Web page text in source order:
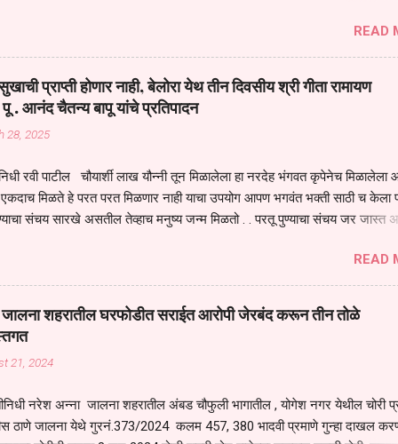
बसलेली लोक ही खरच भाग्यवान आहेत कोरोना सारख्या महामारीत आपंण जिवंत आहोत
तर धार्मीक विचाराचा आधार आपल्याला घ्यावाच लागेल महामारीच्या काळात वारकरी
मानव जातीची मानसीक अवस्था सक्षम असणे गरजेचे आहे कोरोना ने मानवी
सगळ्याना करून दीली आहे मनुष्याच्या आयुष्यातील नामसाधना ही त्याच्यासाठी खूप
करण्याचा आळस आ...
READ
प्राप्ती होणार नाही, बेलोरा येथ तीन दिवसीय श्री गीता रामायण
. आनंद चैतन्य बापू यांचे प्रतिपादन
28, 2025
रवी पाटील चौयार्शी लाख यौन्नी तून मिळालेला हा नरदेह भंगवत कृपेनेच मिळालेला
मिळते हे परत परत मिळणार नाही याचा उपयोग आपण भगवंत भक्ती साठी च केला
संचय सारखे असतील तेव्हाच मनुष्य जन्म मिळतो . . परतू पुण्याचा संचय जर जास्त
सुंगधाचे व्यसन लागण्यापेक्षा भगवत भंक्ती चे व व्यसन लावा म्हणजे या नरदेहाचा उपयोग
मनुष्यावर होत असतात यापैकी भगवत कृपा ही पुण्यवानालाच होत असते . भगवंताच्या
होतो गरज आहे त्याला मनापासून आळवण्याची असे प्रतिपादन प पू चेतन्य बापू याचे कृपा
बापू यांनी तळणी येथून जवळच असलेल्या बेलोरा येथे केले तीन दिवसीय गीतारामायण
करण्यात आले आहे . या कलयुगात प्रत्येक मनुष्य दुःखी आहे थोडे थोडे सगळेच
कोणीच सुखी नजरेला येणार नाही . धनाने सुखी असतील पण शरीर व्याधी...
READ
जालना शहरातील घरफोडीत सराईत आरोपी जेरबंद करून तीन तोळे
21, 2024
नरेश अन्ना जालना शहरातील अंबड चौफुली भागातील , योगेश नगर येथील चोरी
ठाणे जालना येथे गुरनं.373/2024 कलम 457, 380 भादवी प्रमाणे गुन्हा दाखल